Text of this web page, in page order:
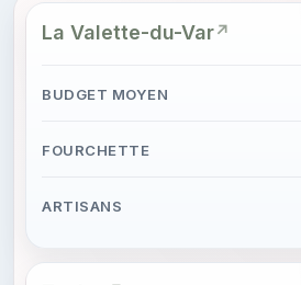
La Valette-du-Var